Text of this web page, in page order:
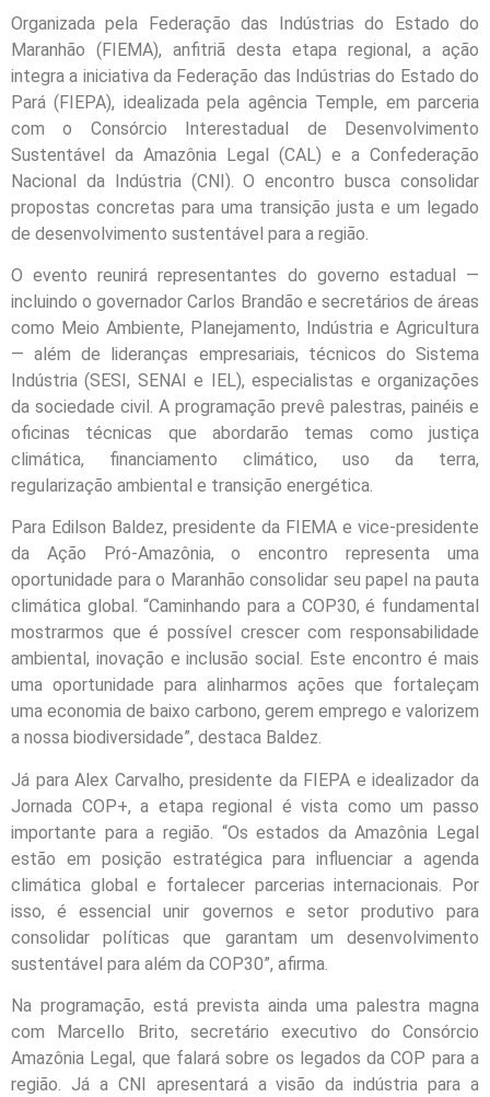
Organizada pela Federação das Indústrias do Estado do
Maranhão (FIEMA), anfitriã desta etapa regional, a ação
integra a iniciativa da Federação das Indústrias do Estado do
Pará (FIEPA), idealizada pela agência Temple, em parceria
com o Consórcio Interestadual de Desenvolvimento
Sustentável da Amazônia Legal (CAL) e a Confederação
Nacional da Indústria (CNI). O encontro busca consolidar
propostas concretas para uma transição justa e um legado
de desenvolvimento sustentável para a região.
O evento reunirá representantes do governo estadual —
incluindo o governador Carlos Brandão e secretários de áreas
como Meio Ambiente, Planejamento, Indústria e Agricultura
— além de lideranças empresariais, técnicos do Sistema
Indústria (SESI, SENAI e IEL), especialistas e organizações
da sociedade civil. A programação prevê palestras, painéis e
oficinas técnicas que abordarão temas como justiça
climática, financiamento climático, uso da terra,
regularização ambiental e transição energética.
Para Edilson Baldez, presidente da FIEMA e vice-presidente
da Ação Pró-Amazônia, o encontro representa uma
oportunidade para o Maranhão consolidar seu papel na pauta
climática global. “Caminhando para a COP30, é fundamental
mostrarmos que é possível crescer com responsabilidade
ambiental, inovação e inclusão social. Este encontro é mais
uma oportunidade para alinharmos ações que fortaleçam
uma economia de baixo carbono, gerem emprego e valorizem
a nossa biodiversidade”, destaca Baldez.
Já para Alex Carvalho, presidente da FIEPA e idealizador da
Jornada COP+, a etapa regional é vista como um passo
importante para a região. “Os estados da Amazônia Legal
estão em posição estratégica para influenciar a agenda
climática global e fortalecer parcerias internacionais. Por
isso, é essencial unir governos e setor produtivo para
consolidar políticas que garantam um desenvolvimento
sustentável para além da COP30”, afirma.
Na programação, está prevista ainda uma palestra magna
com Marcello Brito, secretário executivo do Consórcio
Amazônia Legal, que falará sobre os legados da COP para a
região. Já a CNI apresentará a visão da indústria para a